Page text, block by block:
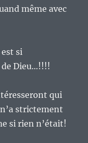
même avec
si
de Dieu…!!!!
qui
strictement
si rien n’était!